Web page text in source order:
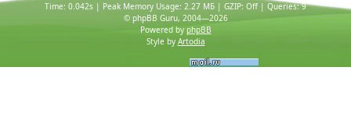
Time: 0.042s | Peak Memory Usage: 2.27 МБ | GZIP: Off | Queries: 9
© phpBB Guru, 2004—2026
Powered by phpBB
Style by Artodia